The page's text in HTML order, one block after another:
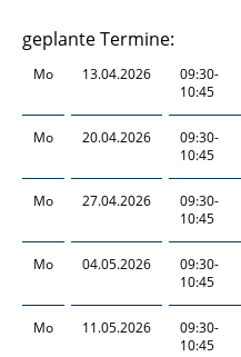
Versicherungen im
geplante Termine:
Mo 13.04.2026
09:30-
10:45
Mo 20.04.2026
09:30-
10:45
Mo 27.04.2026
09:30-
10:45
Mo 04.05.2026
09:30-
10:45
Mo 11.05.2026
09:30-
10:45